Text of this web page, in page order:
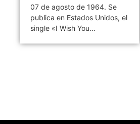
07 de agosto de 1964. Se
publica en Estados Unidos, el
single «I Wish You...